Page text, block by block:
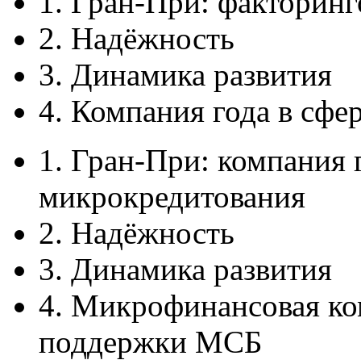
2. Надёжность
3. Динамика развития
4. Компания года в
1. Гран-При: компания
микрокредитования
2. Надёжность
3. Динамика развития
4. Микрофинансовая
поддержки МСБ